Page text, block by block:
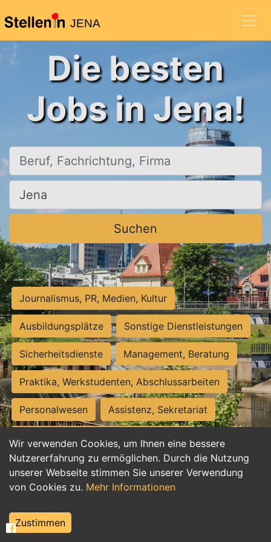
JENA
Wir verwenden Cookies, um Ihnen eine bessere
Nutzererfahrung zu ermöglichen. Durch die Nutzung
unserer Webseite stimmen Sie unserer Verwendung
von Cookies zu. Mehr Informationen
Zustimmen
Die besten
Jobs in Jena!
Beruf, Fachrichtung, Firma
Ort, Stadt
Suchen
Journalismus, PR, Medien, Kultur
Ausbildungsplätze Sonstige Dienstleistungen
Sicherheitsdienste Management, Beratung
Praktika, Werkstudenten, Abschlussarbeiten
Personalwesen Assistenz, Sekretariat
Hilfskräfte, Aushilfs- und Nebenjobs
Einkauf, Logistik, Materialwirtschaft
Weiterbildung, Studium, duale Ausbildung
Tourismus